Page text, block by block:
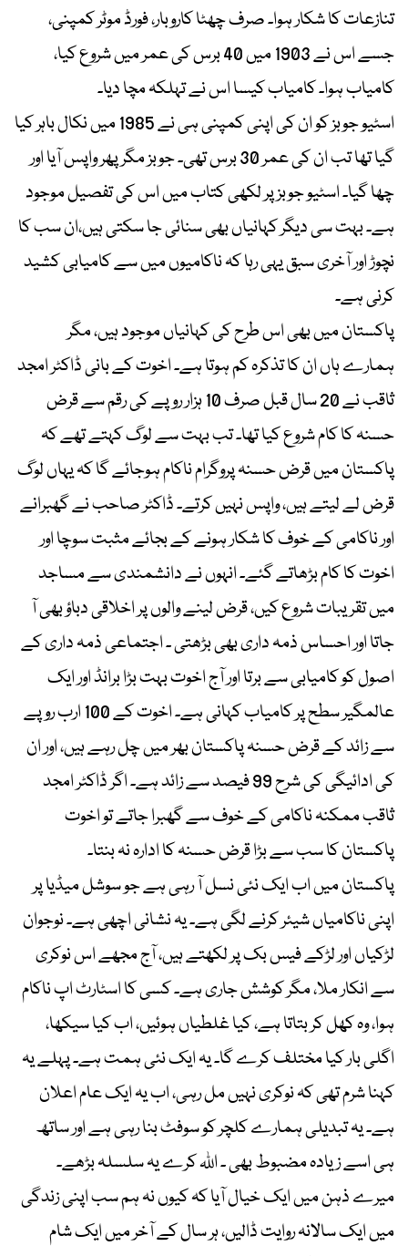
تنازعات کا شکار ہوا۔ صرف چھٹا کاروبار، فورڈ موٹر کمپنی،
جسے اس نے 1903 میں 40 برس کی عمر میں شروع کیا،
کامیاب ہوا۔ کامیاب کیسا اس نے تہلکہ مچا دیا۔
اسٹیو جوبز کو ان کی اپنی کمپنی ہی نے 1985 میں نکال باہر کیا
گیا تھا تب ان کی عمر 30 برس تھی۔ جوبز مگر پھر واپس آیا اور
چھا گیا۔ اسٹیو جوبز پر لکھی کتاب میں اس کی تفصیل موجود
ہے۔ بہت سی دیگر کہانیاں بھی سنائی جا سکتی ہیں،ان سب کا
نچوڑ اور آخری سبق یہی رہا کہ ناکامیوں میں سے کامیابی کشید
کرنی ہے۔
پاکستان میں بھی اس طرح کی کہانیاں موجود ہیں، مگر
ہمارے ہاں ان کا تذکرہ کم ہوتا ہے۔ اخوت کے بانی ڈاکٹر امجد
ثاقب نے 20 سال قبل صرف 10 ہزار روپے کی رقم سے قرض
حسنہ کا کام شروع کیا تھا۔ تب بہت سے لوگ کہتے تھے کہ
پاکستان میں قرض حسنہ پروگرام ناکام ہوجائے گا کہ یہاں لوگ
قرض لے لیتے ہیں، واپس نہیں کرتے۔ ڈاکٹر صاحب نے گھبرانے
اور ناکامی کے خوف کا شکار ہونے کے بجائے مثبت سوچا اور
اخوت کا کام بڑھاتے گئے۔ انہوں نے دانشمندی سے مساجد
میں تقریبات شروع کیں، قرض لینے والوں پر اخلاقی دباؤ بھی آ
جاتا اور احساس ذمہ داری بھی بڑھتی ۔ اجتماعی ذمہ داری کے
اصول کو کامیابی سے برتا اور آج اخوت بہت بڑا برانڈ اور ایک
عالمگیر سطح پر کامیاب کہانی ہے۔ اخوت کے 100 ارب روپے
سے زائد کے قرض حسنہ پاکستان بھر میں چل رہے ہیں، اور ان
کی ادائیگی کی شرح 99 فیصد سے زائد ہے۔ اگر ڈاکٹر امجد
ثاقب ممکنہ ناکامی کے خوف سے گھبرا جاتے تو اخوت
پاکستان کا سب سے بڑا قرض حسنہ کا ادارہ نہ بنتا۔
پاکستان میں اب ایک نئی نسل آ رہی ہے جو سوشل میڈیا پر
اپنی ناکامیاں شیئر کرنے لگی ہے۔ یہ نشانی اچھی ہے۔ نوجوان
لڑکیاں اور لڑکے فیس بک پر لکھتے ہیں، آج مجھے اس نوکری
سے انکار ملا، مگر کوشش جاری ہے۔ کسی کا اسٹارٹ اپ ناکام
ہوا، وہ کھل کر بتاتا ہے، کیا غلطیاں ہوئیں، اب کیا سیکھا،
اگلی بار کیا مختلف کرے گا۔ یہ ایک نئی ہمت ہے۔ پہلے یہ
کہنا شرم تھی کہ نوکری نہیں مل رہی، اب یہ ایک عام اعلان
ہے۔ یہ تبدیلی ہمارے کلچر کو سوفٹ بنا رہی ہے اور ساتھ
ہی اسے زیادہ مضبوط بھی ۔ اللہ کرے یہ سلسلہ بڑھے۔
میرے ذہن میں ایک خیال آیا کہ کیوں نہ ہم سب اپنی زندگی
میں ایک سالانہ روایت ڈالیں، ہر سال کے آخر میں ایک شام